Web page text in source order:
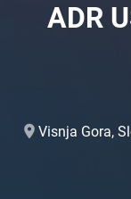
ADR
Visnja Gora,